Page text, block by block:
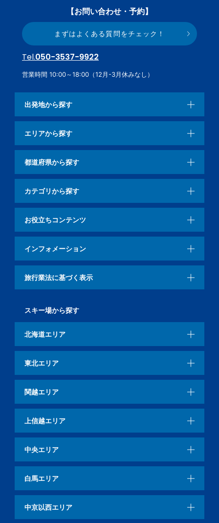
【お問い合わせ・予約】
まずはよくある質問をチェック！
Tel.050-3537-9922
営業時間 10:00～18:00（12月-3月休みなし）
出発地から探す
エリアから探す
都道府県から探す
カテゴリから探す
お役立ちコンテンツ
インフォメーション
旅行業法に基づく表示
スキー場から探す
北海道エリア
東北エリア
関越エリア
上信越エリア
中央エリア
白馬エリア
中京以西エリア